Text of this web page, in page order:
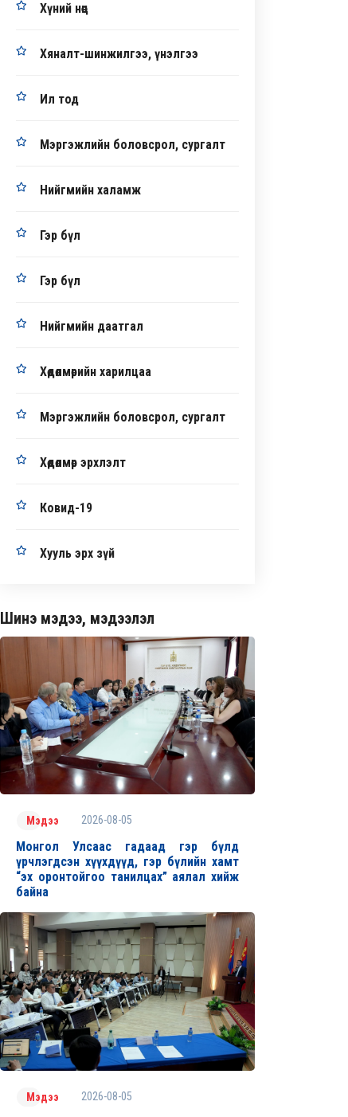
Хүний нөөц
Хяналт-шинжилгээ, үнэлгээ
Ил тод
Мэргэжлийн боловсрол, сургалт
Нийгмийн халамж
Гэр бүл
Гэр бүл
Нийгмийн даатгал
Хөдөлмөрийн харилцаа
Мэргэжлийн боловсрол, сургалт
Хөдөлмөр эрхлэлт
Ковид-19
Хууль эрх зүй
Шинэ мэдээ, мэдээлэл
Мэдээ 2026-08-05
Монгол Улсаас гадаад гэр бүлд
үрчлэгдсэн хүүхдүүд, гэр бүлийн хамт
“эх оронтойгоо танилцах” аялал хийж
байна
Мэдээ 2026-08-05